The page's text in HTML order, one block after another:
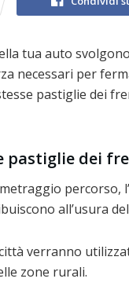
tua auto
necessari per
pastiglie dei
pastiglie dei
all’usura
verranno
zone rurali.